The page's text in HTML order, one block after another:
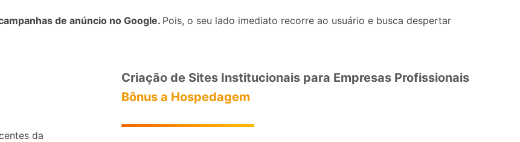
de anúncio no Google. Pois, o seu lado imediato recorre ao usuário e busca despertar
da
Criação de Sites Institucionais para Empresas Profissionais
Bônus a Hospedagem